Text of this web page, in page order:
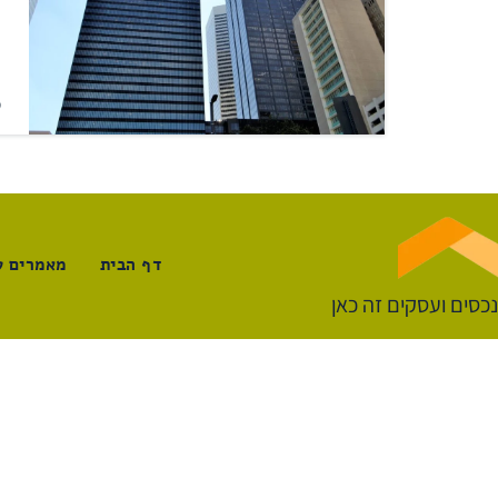
נכסים ועסקים זה כאן
דף הבית מאמרים